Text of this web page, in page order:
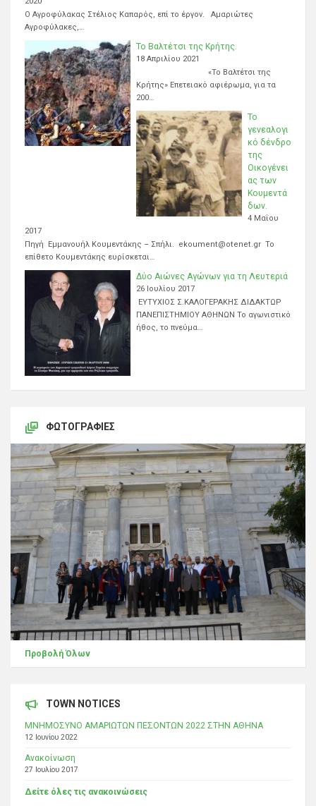
Ο Αγροφύλακας Στέλιος Καπαρός, επί το έργον. Αμαριώτες
Αγροφύλακες,…
Το Βαλτέτσι της Κρήτης.
18 Απριλίου 2021
«Το Βαλτέτσι της
Κρήτης» Επετειακό αφιέρωμα, για τα
200…
Το
γενεαλογι
κό δένδρο
της
Οικογένει
ας των
Κουμεντά
δων.
4 Μαΐου
2017
Πηγή Εμμανουήλ Κουμεντάκης – Σπήλι. ekoument@otenet.gr Το
επίθετο Κουμεντάκης ευρίσκεται…
Δύο Αιώνες Αγώνων για τη Λευτεριά
26 Ιουλίου 2017
ΕΥΤΥΧΙΟΣ Σ.ΚΑΛΟΓΕΡΑΚΗΣ ΔΙΔΑΚΤΩΡ
ΠΑΝΕΠΙΣΤΗΜΙΟΥ ΑΘΗΝΩΝ Το αγωνιστικό
ήθος, το πνεύμα…
ΦΩΤΟΓΡΑΦΊΕΣ
Προβολή Όλων
TOWN NOTICES
ΜΝΗΜΟΣΥΝΟ ΑΜΑΡΙΩΤΩΝ ΠΕΣΟΝΤΩΝ 2022 ΣΤΗΝ ΑΘΗΝΑ
12 Ιουνίου 2022
Ανακοίνωση
27 Ιουλίου 2017
Δείτε όλες τις ανακοινώσεις